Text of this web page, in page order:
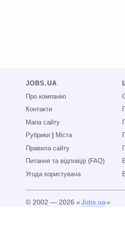
JOBS.UA
Про компанію
Контакти
Мапа сайту
Рубрики
Міста
Правила сайту
Питання та відповіді (FAQ)
Угода користувача
© 2002 — 2026 «Jobs.ua»